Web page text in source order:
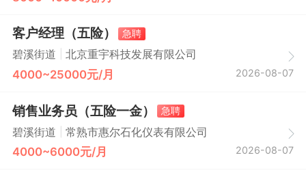
客户经理（五险）
急聘
碧溪街道
北京重宇科技发展有限公司
4000~25000元/月 2026-08-07
销售业务员（五险一金）
急聘
碧溪街道
常熟市惠尔石化仪表有限公司
4000~6000元/月 2026-08-07